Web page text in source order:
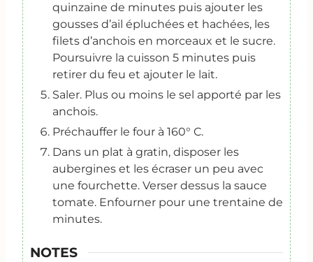
quinzaine de minutes puis ajouter les
gousses d’ail épluchées et hachées, les
filets d’anchois en morceaux et le sucre.
Poursuivre la cuisson 5 minutes puis
retirer du feu et ajouter le lait.
Saler. Plus ou moins le sel apporté par les
anchois.
Préchauffer le four à 160° C.
Dans un plat à gratin, disposer les
aubergines et les écraser un peu avec
une fourchette. Verser dessus la sauce
tomate. Enfourner pour une trentaine de
minutes.
NOTES